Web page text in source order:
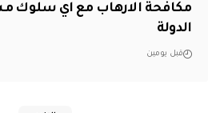
مكافحة الارهاب مع اي سلوك
الدولة
قبل يومين